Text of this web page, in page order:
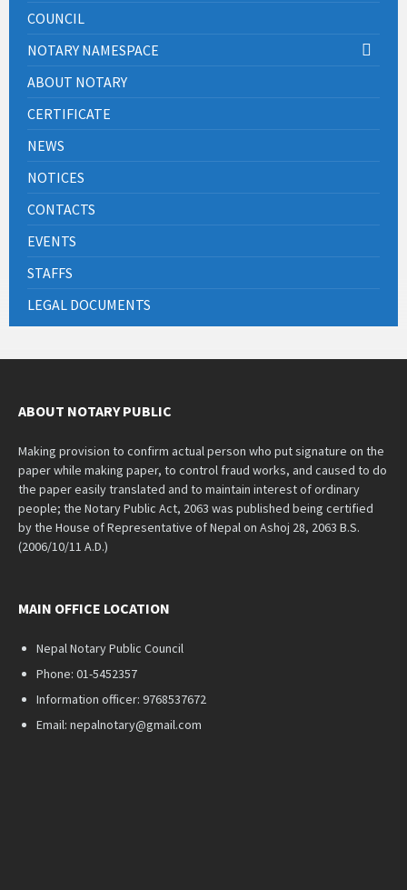
COUNCIL
NOTARY NAMESPACE
ABOUT NOTARY
CERTIFICATE
NEWS
NOTICES
CONTACTS
EVENTS
STAFFS
LEGAL DOCUMENTS
ABOUT NOTARY PUBLIC
Making provision to confirm actual person who put signature on the
paper while making paper, to control fraud works, and caused to do
the paper easily translated and to maintain interest of ordinary
people; the Notary Public Act, 2063 was published being certified
by the House of Representative of Nepal on Ashoj 28, 2063 B.S.
(2006/10/11 A.D.)
MAIN OFFICE LOCATION
Nepal Notary Public Council
Phone: 01-5452357
Information officer: 9768537672
Email: nepalnotary@gmail.com